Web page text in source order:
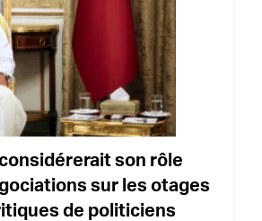
son rôle
sur les otages
de politiciens